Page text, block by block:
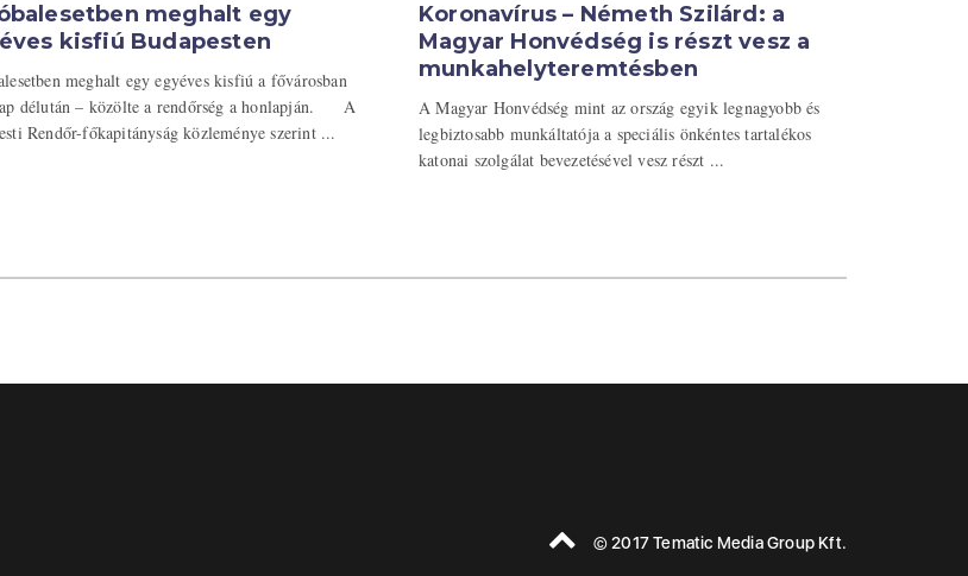
meghalt egy
kisfiú Budapesten
meghalt egy egyéves kisfiú a fővárosban
délután – közölte a rendőrség a honlapján. A
Rendőr-főkapitányság közleménye szerint ...
Koronavírus – Németh Szilárd: a
Magyar Honvédség is részt vesz a
munkahelyteremtésben
A Magyar Honvédség mint az ország egyik legnagyobb és
legbiztosabb munkáltatója a speciális önkéntes tartalékos
katonai szolgálat bevezetésével vesz részt ...
© 2017 Tematic Media Group Kft.